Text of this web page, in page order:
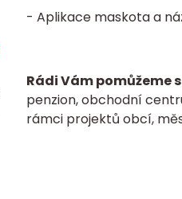
- Aplikace maskota a
Rádi Vám pomůžeme
penzion, obchodní
rámci projektů obcí,